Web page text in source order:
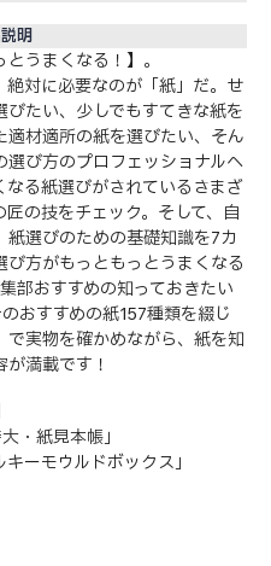
明
うまくなる！】。
対に必要なのが「紙」だ。せ
たい、少しでもすてきな紙を
材適所の紙を選びたい、そん
び方のプロフェッショナルへ
る紙選びがされているさまざ
の技をチェック。そして、自
選びのための基礎知識を7カ
方がもっともっとうまくなる
部おすすめの知っておきたい
おすすめの紙157種類を綴じ
実物を確かめながら、紙を知
満載です！
・紙見本帳」
ーモウルドボックス」